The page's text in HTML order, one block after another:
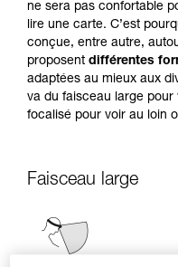
ne sera pas confortable
lire une carte. C’est
conçue, entre autre,
proposent différentes
adaptées au mieux aux
va du faisceau large
focalisé pour voir au loin
Faisceau large